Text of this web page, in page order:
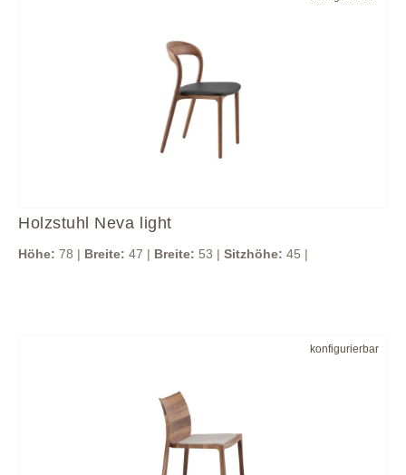
Holzstuhl Neva light
Höhe: 78 | Breite: 47 | Breite: 53 | Sitzhöhe: 45 |
konfigurierbar